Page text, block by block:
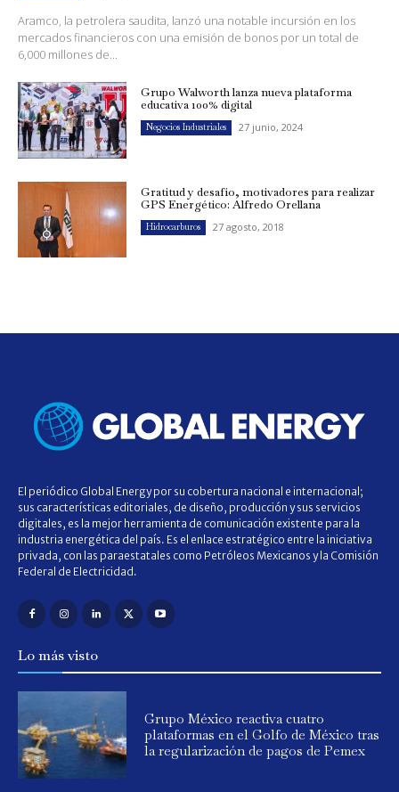
Aramco, la petrolera saudita, lanzó una notable incursión en los
mercados financieros con una emisión de bonos por un total de
6,000 millones de...
Grupo Walworth lanza nueva plataforma
educativa 100% digital
Negocios Industriales 27 junio, 2024
Gratitud y desafío, motivadores para realizar
GPS Energético: Alfredo Orellana
Hidrocarburos 27 agosto, 2018
El periódico Global Energy por su cobertura nacional e internacional;
sus características editoriales, de diseño, producción y sus servicios
digitales, es la mejor herramienta de comunicación existente para la
industria energética del país. Es el enlace estratégico entre la iniciativa
privada, con las paraestatales como Petróleos Mexicanos y la Comisión
Federal de Electricidad.
Lo más visto
Grupo México reactiva cuatro
plataformas en el Golfo de México tras
la regularización de pagos de Pemex